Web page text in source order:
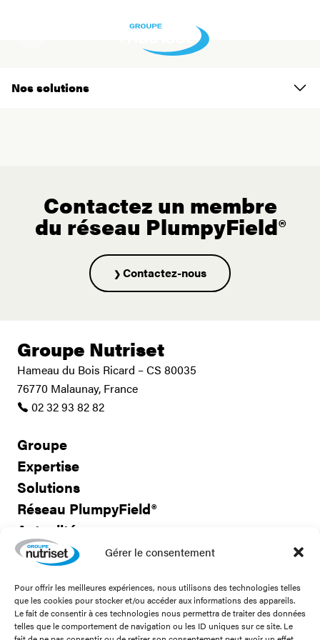
Gérer le consentement
Pour offrir les meilleures expériences, nous utilisons des technologies telles
que les cookies pour stocker et/ou accéder aux informations des appareils.
Le fait de consentir à ces technologies nous permettra de traiter des données
telles que le comportement de navigation ou les ID uniques sur ce site. Le
Nos solutions
Contactez un membre
du réseau PlumpyField®
Contactez-nous
Groupe Nutriset
Hameau du Bois Ricard – CS 80035
76770 Malaunay, France
02 32 93 82 82
Groupe
Expertise
Solutions
Réseau PlumpyField®
Actualités
Travailler avec nous
Nous contacter